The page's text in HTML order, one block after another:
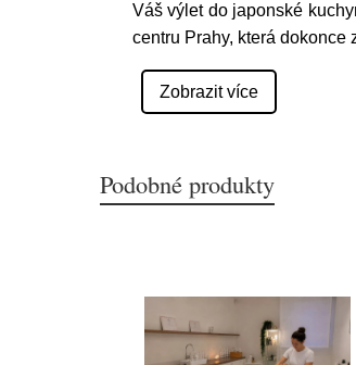
Váš výlet do japonské
centru Prahy, která dokonce
Zobrazit více
Podobné produkty